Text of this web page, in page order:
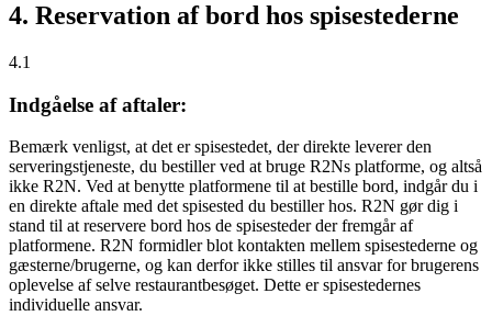
4. Reservation af bord hos spisestederne
4.1
Indgåelse af aftaler:
Bemærk venligst, at det er spisestedet, der direkte leverer den
serveringstjeneste, du bestiller ved at bruge R2Ns platforme, og altså
ikke R2N. Ved at benytte platformene til at bestille bord, indgår du i
en direkte aftale med det spisested du bestiller hos. R2N gør dig i
stand til at reservere bord hos de spisesteder der fremgår af
platformene. R2N formidler blot kontakten mellem spisestederne og
gæsterne/brugerne, og kan derfor ikke stilles til ansvar for brugerens
oplevelse af selve restaurantbesøget. Dette er spisestedernes
individuelle ansvar.